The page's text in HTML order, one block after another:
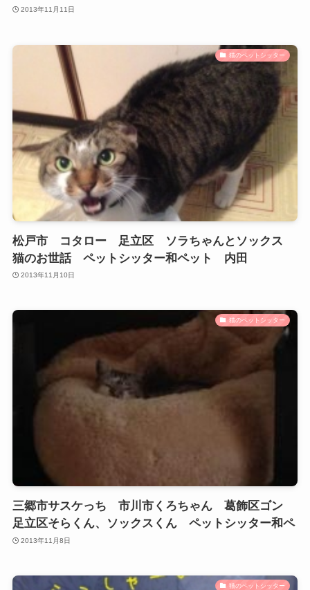
2013年11月11日
猫のペットシッター
松戸市 コタロー 足立区 ソラちゃんとソックス
猫のお世話 ペットシッター和ペット 内田
2013年11月10日
猫のペットシッター
三郷市サスケっち 市川市くろちゃん 葛飾区ゴン
足立区そらくん、ソックスくん ペットシッター和ペ
2013年11月8日
猫のペットシッター